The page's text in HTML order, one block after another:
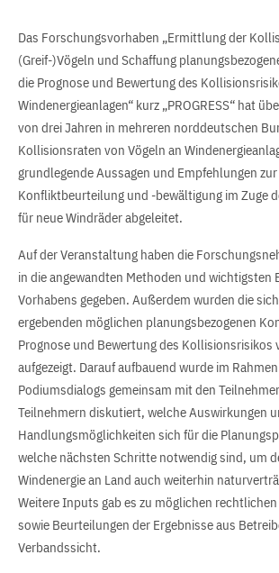
Das Forschungsvorhaben „Ermittlung der
(Greif-)Vögeln und Schaffung
die Prognose und Bewertung des
Windenergieanlagen“ kurz „PROGRESS“ hat
von drei Jahren in mehreren norddeutschen
Kollisionsraten von Vögeln an
grundlegende Aussagen und Empfehlungen zur
Konfliktbeurteilung und -bewältigung im Zuge
für neue Windräder abgeleitet.
Auf der Veranstaltung haben die
in die angewandten Methoden und wichtigsten
Vorhabens gegeben. Außerdem wurden die
ergebenden möglichen planungsbezogenen
Prognose und Bewertung des Kollisionsrisikos
aufgezeigt. Darauf aufbauend wurde im
Podiumsdialogs gemeinsam mit den
Teilnehmern diskutiert, welche Auswirkungen
Handlungsmöglichkeiten sich für die
welche nächsten Schritte notwendig sind, um
Windenergie an Land auch weiterhin
Weitere Inputs gab es zu möglichen
sowie Beurteilungen der Ergebnisse aus
Verbandssicht.